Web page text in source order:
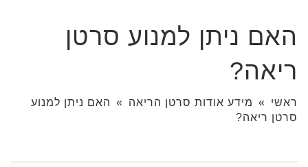
האם ניתן למנוע סרטן
ריאה?
ראשי » מידע אודות סרטן הריאה » האם ניתן למנוע
סרטן ריאה?